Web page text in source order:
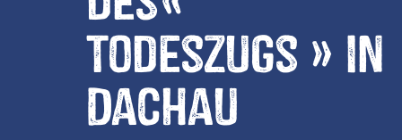
Todeszugs » in
Dachau